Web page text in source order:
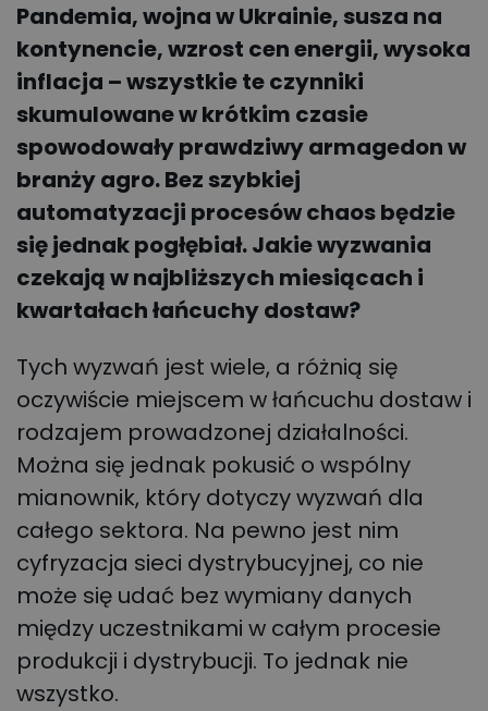
Pandemia, wojna w Ukrainie, susza na
kontynencie, wzrost cen energii, wysoka
inflacja – wszystkie te czynniki
skumulowane w krótkim czasie
spowodowały prawdziwy armagedon w
branży agro. Bez szybkiej
automatyzacji procesów chaos będzie
się jednak pogłębiał. Jakie wyzwania
czekają w najbliższych miesiącach i
kwartałach łańcuchy dostaw?
Tych wyzwań jest wiele, a różnią się
oczywiście miejscem w łańcuchu dostaw i
rodzajem prowadzonej działalności.
Można się jednak pokusić o wspólny
mianownik, który dotyczy wyzwań dla
całego sektora. Na pewno jest nim
cyfryzacja sieci dystrybucyjnej, co nie
może się udać bez wymiany danych
między uczestnikami w całym procesie
produkcji i dystrybucji. To jednak nie
wszystko.